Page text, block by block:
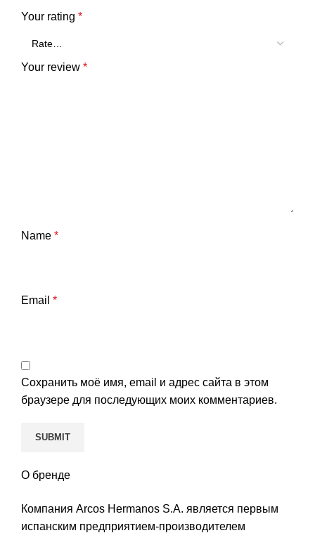
Your rating *
Your review *
Name *
Email *
Сохранить моё имя, email и адрес сайта в этом
браузере для последующих моих комментариев.
О бренде
Компания Arcos Hermanos S.A. является первым
испанским предприятием-производителем